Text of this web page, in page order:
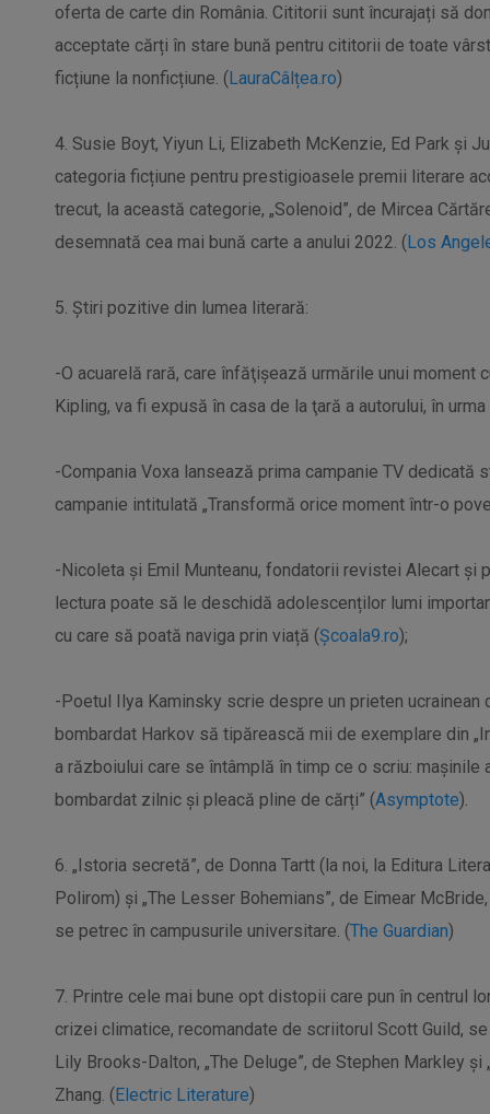
oferta de carte din România. Cititorii sunt încurajați să
acceptate cărți în stare bună pentru cititorii de toate
ficțiune la nonficțiune. (LauraCâlțea.ro)
4. Susie Boyt, Yiyun Li, Elizabeth McKenzie, Ed Park și
categoria ficțiune pentru prestigioasele premii literare
trecut, la această categorie, „Solenoid”, de Mircea
desemnată cea mai bună carte a anului 2022. (Los
5. Știri pozitive din lumea literară:
-O acuarelă rară, care înfăţişează urmările unui moment
Kipling, va fi expusă în casa de la ţară a autorului, în
-Compania Voxa lansează prima campanie TV dedicată
campanie intitulată „Transformă orice moment într-o
-Nicoleta și Emil Munteanu, fondatorii revistei Alecart și
lectura poate să le deschidă adolescenților lumi
cu care să poată naviga prin viață (Școala9.ro);
-Poetul Ilya Kaminsky scrie despre un prieten ucrainean
bombardat Harkov să tipărească mii de exemplare din
a războiului care se întâmplă în timp ce o scriu: mașinile
bombardat zilnic și pleacă pline de cărți” (Asymptote).
6. „Istoria secretă”, de Donna Tartt (la noi, la Editura
Polirom) și „The Lesser Bohemians”, de Eimear
se petrec în campusurile universitare. (The Guardian)
7. Printre cele mai bune opt distopii care pun în centrul
crizei climatice, recomandate de scriitorul Scott Guild,
Lily Brooks-Dalton, „The Deluge”, de Stephen Markley și
Zhang. (Electric Literature)